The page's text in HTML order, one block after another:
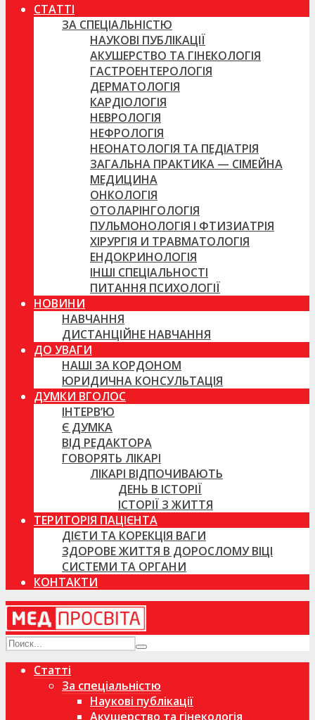
СТАТТІ
ЗА СПЕЦІАЛЬНІСТЮ
НАУКОВІ ПУБЛІКАЦІЇ
АКУШЕРСТВО ТА ГІНЕКОЛОГІЯ
ГАСТРОЕНТЕРОЛОГІЯ
ДЕРМАТОЛОГІЯ
КАРДІОЛОГІЯ
НЕВРОЛОГІЯ
НЕФРОЛОГІЯ
НЕОНАТОЛОГІЯ ТА ПЕДІАТРІЯ
ЗАГАЛЬНА ПРАКТИКА — СІМЕЙНА
МЕДИЦИНА
ОНКОЛОГІЯ
ОТОЛАРІНГОЛОГІЯ
ПУЛЬМОНОЛОГІЯ І ФТИЗИАТРІЯ
ХІРУРГІЯ И ТРАВМАТОЛОГІЯ
ЕНДОКРИНОЛОГІЯ
ІНШІ СПЕЦІАЛЬНОСТІ
ПИТАННЯ ПСИХОЛОГІЇ
НОВИНИ
НАВЧАННЯ
ДИСТАНЦІЙНЕ НАВЧАННЯ
ДО УВАГИ
НАШІ ЗА КОРДОНОМ
ЮРИДИЧНА КОНСУЛЬТАЦІЯ
ДУМКИ ВГОЛОС
ІНТЕРВ’Ю
Є ДУМКА
ВІД РЕДАКТОРА
ГОВОРЯТЬ ЛІКАРІ
ЛІКАРІ ВІДПОЧИВАЮТЬ
ДЕНЬ В ІСТОРІЇ
ІСТОРІЇ З ЖИТТЯ
ТЕРИТОРІЯ ПАЦІЄНТА
ДІЄТИ ТА КОРЕКЦІЯ ВАГИ
ЗДОРОВЕ ЖИТТЯ В ДОРОСЛОМУ ВІЦІ
СИСТЕМИ ТА ОРГАНИ
КОНТАКТИ
Статті
За спеціальністю
Наукові публікації
Акушерство та гінекологія